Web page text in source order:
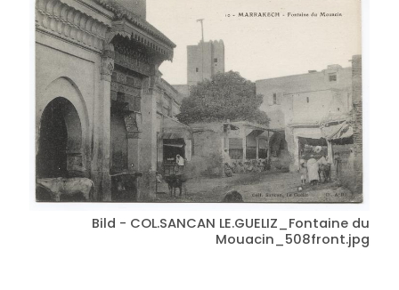
Bild - COL.SANCAN LE.GUELIZ_Fontaine du
Mouacin_508front.jpg